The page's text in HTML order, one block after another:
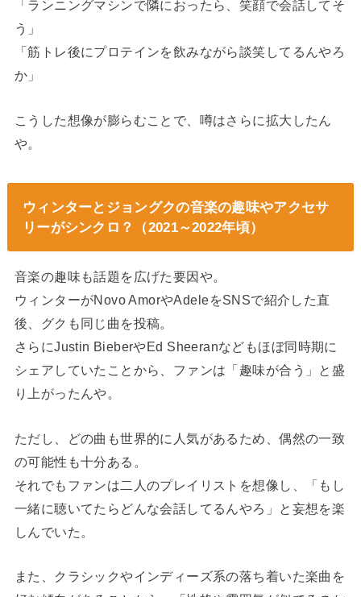
「ランニングマシンで隣におったら、笑顔で会話してそ
う」
「筋トレ後にプロテインを飲みながら談笑してるんやろ
か」
こうした想像が膨らむことで、噂はさらに拡大したん
や。
ウィンターとジョングクの音楽の趣味やアクセサ
リーがシンクロ？（2021～2022年頃）
音楽の趣味も話題を広げた要因や。
ウィンターがNovo AmorやAdeleをSNSで紹介した直
後、グクも同じ曲を投稿。
さらにJustin BieberやEd Sheeranなどもほぼ同時期に
シェアしていたことから、ファンは「趣味が合う」と盛
り上がったんや。
ただし、どの曲も世界的に人気があるため、偶然の一致
の可能性も十分ある。
それでもファンは二人のプレイリストを想像し、「もし
一緒に聴いてたらどんな会話してるんやろ」と妄想を楽
しんでいた。
また、クラシックやインディーズ系の落ち着いた楽曲を